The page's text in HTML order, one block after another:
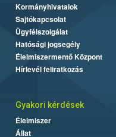
Kormányhivatalok
Sajtókapcsolat
Ügyfélszolgálat
Hatósági jogsegély
Élelmiszermentő Központ
Hírlevél feliratkozás
Gyakori kérdések
Élelmiszer
Állat